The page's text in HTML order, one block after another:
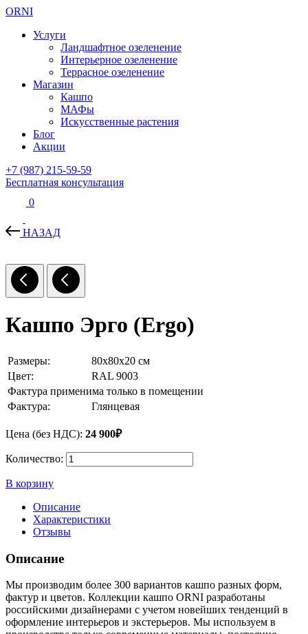
ORNI
Услуги
Ландшафтное озеленение
Интерьерное озеленение
Террасное озеленение
Магазин
Кашпо
МАФы
Искусственные растения
Блог
Акции
+7 (987) 215-59-59
Бесплатная консультация
0
НАЗАД
Кашпо Эрго (Ergo)
Размеры:
80x80x20 см
Цвет:
RAL 9003
Фактура применима только в помещении
Фактура:
Глянцевая
Цена (без НДС): 24 900₽
Количество:
В корзину
Описание
Характеристики
Отзывы
Описание
Мы производим более 300 вариантов кашпо разных форм,
фактур и цветов. Коллекции кашпо ORNI разработаны
российскими дизайнерами с учетом новейших тенденций в
оформление интерьеров и экстерьеров. Мы используем в